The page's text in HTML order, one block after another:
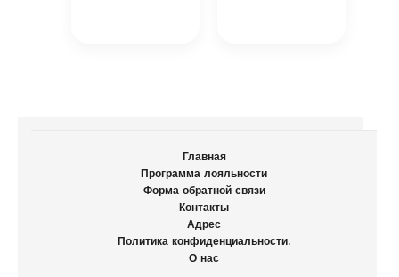
Главная
Программа лояльности
Форма обратной связи
Контакты
Адрес
Политика конфиденциальности.
О нас